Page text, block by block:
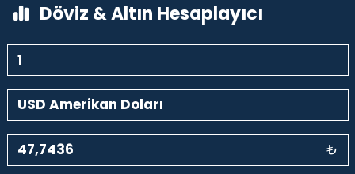
Döviz & Altın Hesaplayıcı
₺